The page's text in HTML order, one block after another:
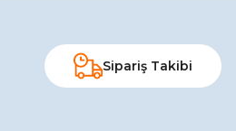
Sipariş Takibi